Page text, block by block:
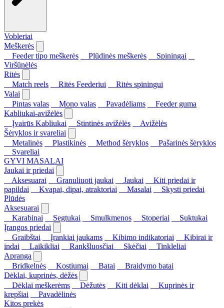
Vobleriai
Meškerės
Feeder tipo meškerės
Plūdinės meškerės
Spiningai
Viršūnėlės
Ritės
Match reels
Ritės Feederiui
Ritės spiningui
Valai
Pintas valas
Mono valas Pavadėliams
Feeder guma
Kabliukai-avižėlės
Įvairūs Kabliukai
Stintinės avižėlės
Avižėlės
Šėryklos ir svareliai
Metalinės
Plastikinės Method šėryklos
Pašarinės šėryklos
Svareliai
GYVI MASALAI
Jaukai ir priedai
Aksesuarai
Granuliuoti jaukai Jaukai
Kiti priedai ir
papildai
Kvapai, dipai, atraktoriai Masalai
Skysti priedai
Plūdės
Aksesuarai
Karabinai
Segtukai Smulkmenos Stoperiai
Suktukai
Įrangos priedai
Graibštai
Įrankiai jaukams Kibimo indikatoriai
Kibirai ir
indai
Laikikliai Rankšluosčiai Skėčiai
Tinkleliai
Apranga
Bridkelnės
Kostiumai Batai
Braidymo batai
Dėklai, kuprinės, dėžės
Dėklai meškerėms
Dėžutės Kiti dėklai
Kuprinės ir
krepšiai
Pavadėlinės
Kitos prekės